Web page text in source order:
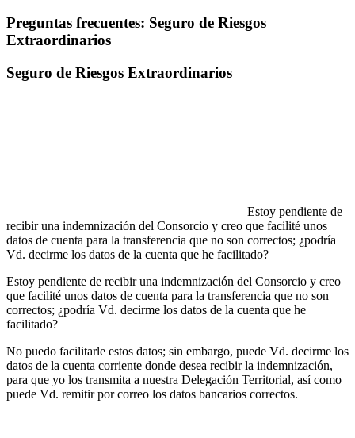
Preguntas frecuentes: Seguro de Riesgos
Extraordinarios
Seguro de Riesgos Extraordinarios
Estoy pendiente de
recibir una indemnización del Consorcio y creo que facilité unos
datos de cuenta para la transferencia que no son correctos; ¿podría
Vd. decirme los datos de la cuenta que he facilitado?
Estoy pendiente de recibir una indemnización del Consorcio y creo
que facilité unos datos de cuenta para la transferencia que no son
correctos; ¿podría Vd. decirme los datos de la cuenta que he
facilitado?
No puedo facilitarle estos datos; sin embargo, puede Vd. decirme los
datos de la cuenta corriente donde desea recibir la indemnización,
para que yo los transmita a nuestra Delegación Territorial, así como
puede Vd. remitir por correo los datos bancarios correctos.